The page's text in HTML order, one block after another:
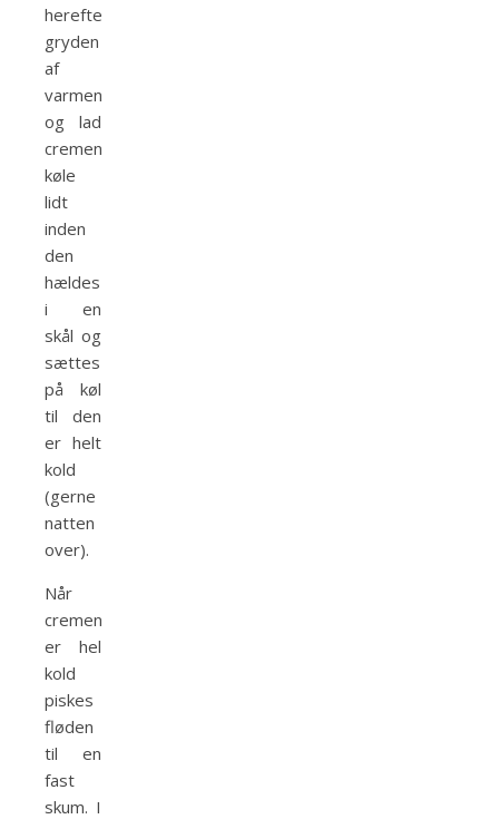
herefter
gryden
af
varmen
og lad
cremen
køle
lidt
inden
den
hældes
i en
skål og
sættes
på køl
til den
er helt
kold
(gerne
natten
over).
Når
cremen
er hel
kold
piskes
fløden
til en
fast
skum. I